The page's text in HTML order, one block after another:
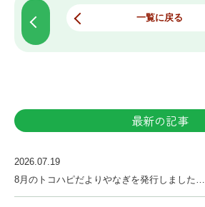
一覧に戻る
最新の記事
2026.07.19
8月のトコハピだよりやなぎを発行しました…